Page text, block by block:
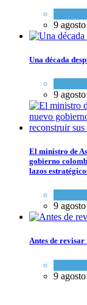
9
Una década
9
El ministro de
gobierno
lazos
9
Antes de revisar
9